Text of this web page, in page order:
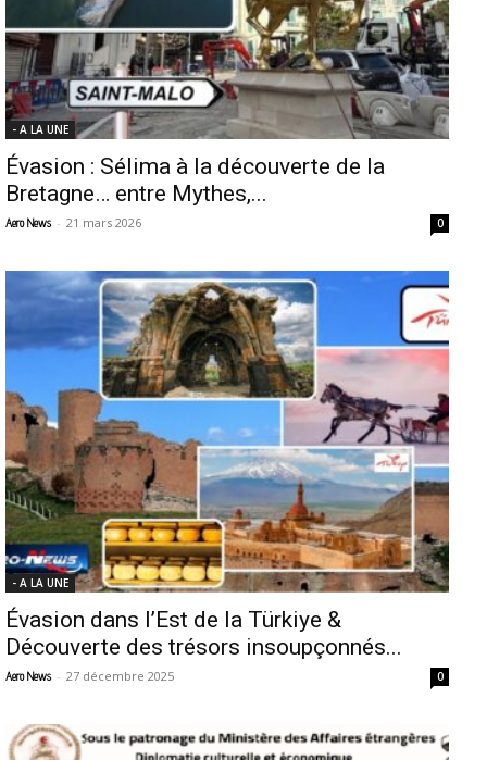
- A LA UNE
Évasion : Sélima à la découverte de la
Bretagne… entre Mythes,...
Aero News - 21 mars 2026 0
- A LA UNE
Évasion dans l’Est de la Türkiye &
Découverte des trésors insoupçonnés...
Aero News - 27 décembre 2025 0